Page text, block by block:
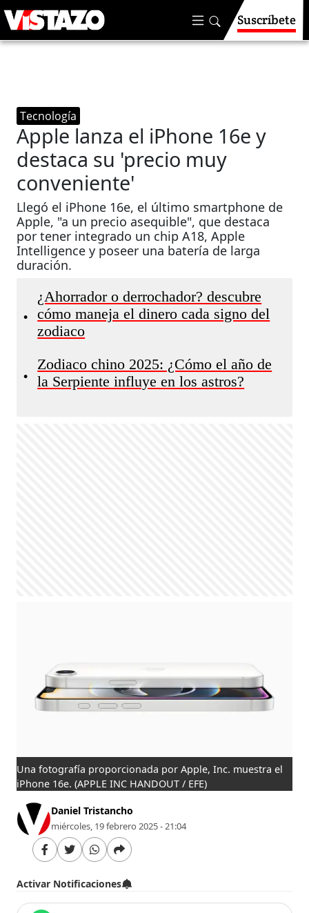
Suscríbete
Tecnología
Apple lanza el iPhone 16e y
destaca su 'precio muy
conveniente'
Llegó el iPhone 16e, el último smartphone de
Apple, "a un precio asequible", que destaca
por tener integrado un chip A18, Apple
Intelligence y poseer una batería de larga
duración.
•
¿Ahorrador o derrochador? descubre
cómo maneja el dinero cada signo del
zodiaco
•
Zodiaco chino 2025: ¿Cómo el año de
la Serpiente influye en los astros?
Una fotografía proporcionada por Apple, Inc. muestra el
iPhone 16e. (APPLE INC HANDOUT / EFE)
Daniel Tristancho
miércoles, 19 febrero 2025 - 21:04
Activar Notificaciones